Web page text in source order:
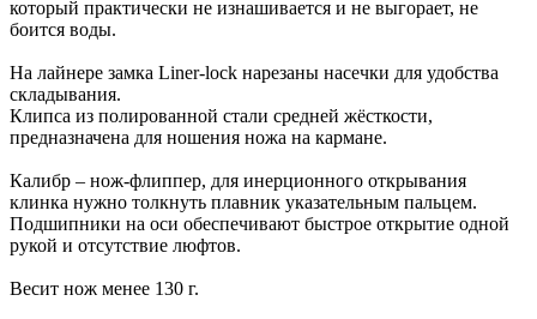
который практически не изнашивается и не выгорает, не
боится воды.
На лайнере замка Liner-lock нарезаны насечки для удобства
складывания.
Клипса из полированной стали средней жёсткости,
предназначена для ношения ножа на кармане.
Калибр – нож-флиппер, для инерционного открывания
клинка нужно толкнуть плавник указательным пальцем.
Подшипники на оси обеспечивают быстрое открытие одной
рукой и отсутствие люфтов.
Весит нож менее 130 г.